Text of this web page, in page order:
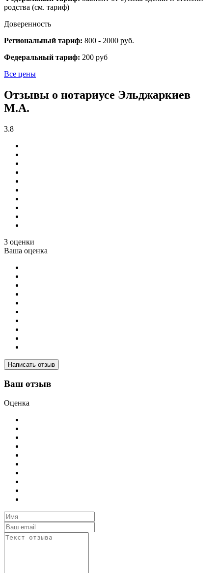
родства (см. тариф)
Доверенность
Региональный тариф: 800 - 2000 руб.
Федеральный тариф: 200 руб
Все цены
Отзывы о нотариусе Эльджаркиев
М.А.
3.8
3 оценки
Ваша оценка
Написать отзыв
Ваш отзыв
Оценка